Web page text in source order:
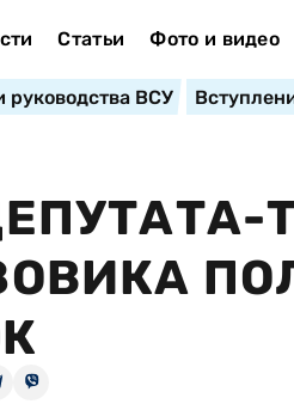
Статьи Фото и видео
руководства ВСУ